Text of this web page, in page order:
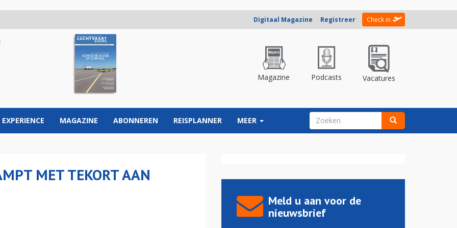
Digitaal Magazine Registreer Check in
Magazine Podcasts Vacatures
EXPERIENCE MAGAZINE ABONNEREN REISPLANNER MEER ZOEKVELD
MET TEKORT AAN
Meld u aan voor de
nieuwsbrief